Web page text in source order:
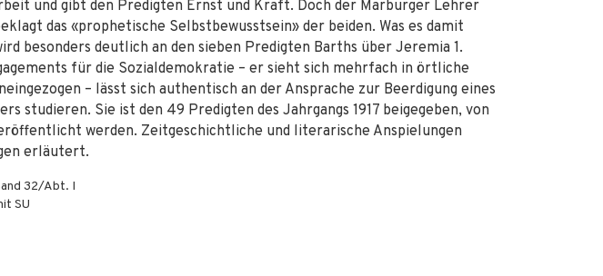
und gibt den Predigten Ernst und Kraft. Doch der Marburger Lehrer
das «prophetische Selbstbewusstsein» der beiden. Was es damit
besonders deutlich an den sieben Predigten Barths über Jeremia 1.
für die Sozialdemokratie – er sieht sich mehrfach in örtliche
– lässt sich authentisch an der Ansprache zur Beerdigung eines
studieren. Sie ist den 49 Predigten des Jahrgangs 1917 beigegeben, von
werden. Zeitgeschichtliche und literarische Anspielungen
erläutert.
32/Abt. I
SU